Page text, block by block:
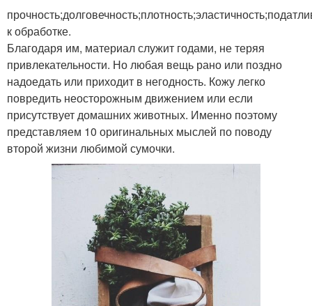
к обработке.
Благодаря им, материал служит годами, не теряя
привлекательности. Но любая вещь рано или поздно
надоедать или приходит в негодность. Кожу легко
повредить неосторожным движением или если
присутствует домашних животных. Именно поэтому
представляем 10 оригинальных мыслей по поводу
второй жизни любимой сумочки.